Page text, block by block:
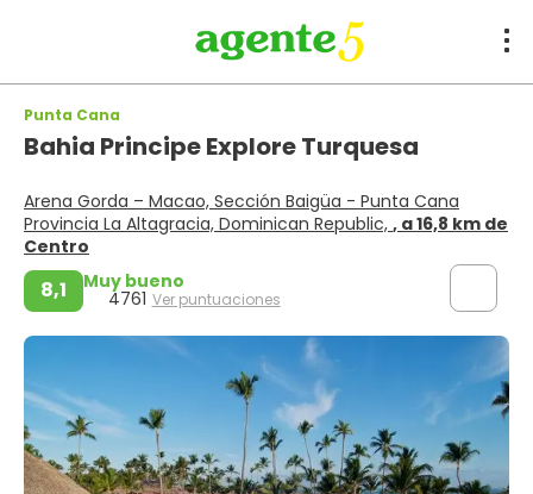
Punta Cana
Bahia Principe Explore Turquesa
Arena Gorda – Macao, Sección Baigüa - Punta Cana
Provincia La Altagracia, Dominican Republic, , a 16,8 km de
Centro
8,1 Muy bueno
4761 Ver puntuaciones